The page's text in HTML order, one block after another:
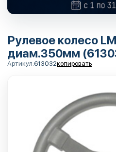
Рулевое колесо
диам.350мм
Артикул:613032копировать